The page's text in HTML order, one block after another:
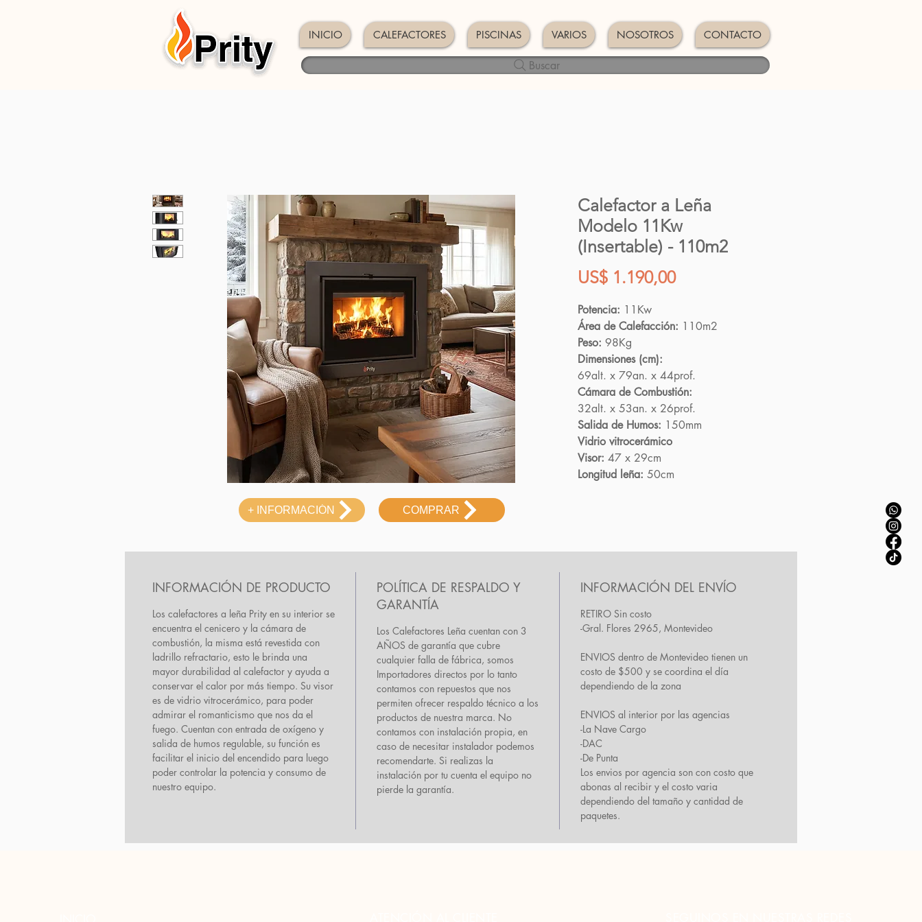
INICIO CALEFACTORES PISCINAS VARIOS NOSOTROS CONTACTO
Buscar
Calefactor a Leña
Modelo 11Kw
(Insertable) - 110m2
US$ 1.190,00Precio
Potencia: 11Kw
Área de Calefacción: 110m2
Peso: 98Kg
Dimensiones (cm):
69alt. x 79an. x 44prof.
Cámara de Combustión:
32alt. x 53an. x 26prof.
Salida de Humos: 150mm
Vidrio vitrocerámico
Visor: 47 x 29cm
Longitud leña: 50cm
INFORMACIÓN DE PRODUCTO
Los calefactores a leña Prity en su interior se
encuentra el cenicero y la cámara de
combustión, la misma está revestida con
ladrillo refractario, esto le brinda una
mayor durabilidad al calefactor y ayuda a
conservar el calor por más tiempo. Su visor
es de vidrio vitrocerámico, para poder
admirar el romanticismo que nos da el
fuego. Cuentan con entrada de oxígeno y
salida de humos regulable, su función es
facilitar el inicio del encendido para luego
poder controlar la potencia y consumo de
nuestro equipo.
POLÍTICA DE RESPALDO Y
GARANTÍA
Los Calefactores Leña cuentan con 3
AÑOS de garantía que cubre
cualquier falla de fábrica, somos
Importadores directos por lo tanto
contamos con repuestos que nos
permiten ofrecer respaldo técnico a los
productos de nuestra marca. No
contamos con instalación propia, en
caso de necesitar instalador podemos
recomendarte. Si realizas la
instalación por tu cuenta el equipo no
pierde la garantía.
INFORMACIÓN DEL ENVÍO
RETIRO Sin costo
-Gral. Flores 2965, Montevideo
ENVIOS dentro de Montevideo tienen un
costo de $500 y se coordina el día
dependiendo de la zona
ENVIOS al interior por las agencias
-La Nave Cargo
-DAC
-De Punta
Los envios por agencia son con costo que
abonas al recibir y el costo varia
dependiendo del tamaño y cantidad de
paquetes.
COMPRAR
+ INFORMACIÓN